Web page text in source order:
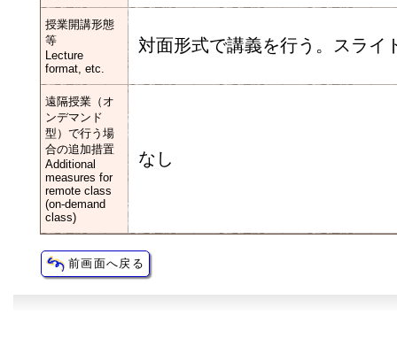
授業開講形態
等
Lecture
format, etc.
対面形式で講義を行う。スライ
遠隔授業（オ
ンデマンド
型）で行う場
合の追加措置
Additional
measures for
remote class
(on-demand
class)
なし